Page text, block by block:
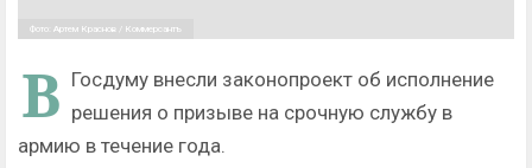
Фото: Артем Краснов / Коммерсантъ
В Госдуму внесли законопроект об исполнение
решения о призыве на срочную службу в
армию в течение года.